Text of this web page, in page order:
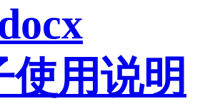
使用说明